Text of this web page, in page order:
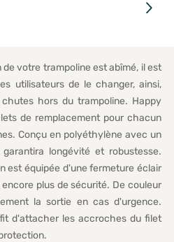
votre trampoline est abîmé, il est
utilisateurs de le changer, ainsi,
hors du trampoline. Happy
de remplacement pour chacun
Conçu en polyéthylène avec un
longévité et robustesse.
est équipée d'une fermeture éclair
plus de sécurité. De couleur
la sortie en cas d'urgence.
d'attacher les accroches du filet